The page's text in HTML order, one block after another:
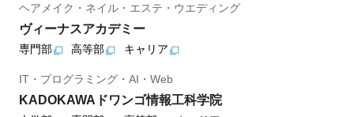
ヘアメイク・ネイル・エステ・ウエディング
ヴィーナスアカデミー
専門部 高等部 キャリア
IT・プログラミング・AI・Web
KADOKAWAドワンゴ情報工科学院